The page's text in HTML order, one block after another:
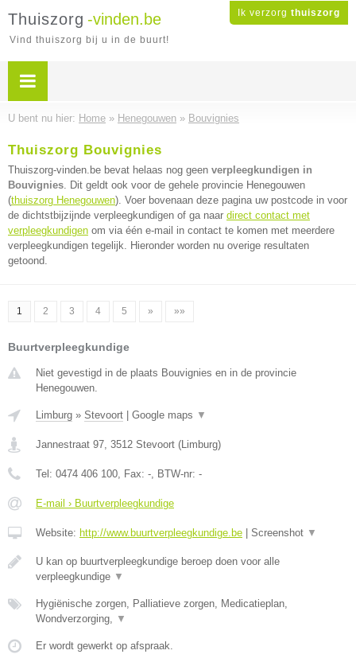
Ik verzorg thuiszorg
Thuiszorg -vinden.be
Vind thuiszorg bij u in de buurt!
U bent nu hier: Home » Henegouwen » Bouvignies
Thuiszorg Bouvignies
Thuiszorg-vinden.be bevat helaas nog geen verpleegkundigen in
Bouvignies. Dit geldt ook voor de gehele provincie Henegouwen
(thuiszorg Henegouwen). Voer bovenaan deze pagina uw postcode in voor
de dichtstbijzijnde verpleegkundigen of ga naar direct contact met
verpleegkundigen om via één e-mail in contact te komen met meerdere
verpleegkundigen tegelijk. Hieronder worden nu overige resultaten
getoond.
1 2 3 4 5 » »»
Buurtverpleegkundige
Niet gevestigd in de plaats Bouvignies en in de provincie
Henegouwen.
Limburg » Stevoort Google maps ▼
Jannestraat 97, 3512 Stevoort (Limburg)
Tel: 0474 406 100, Fax: -, BTW-nr: -
E-mail › Buurtverpleegkundige
Website: http://www.buurtverpleegkundige.be Screenshot ▼
U kan op buurtverpleegkundige beroep doen voor alle
verpleegkundige ▼
Hygiënische zorgen, Palliatieve zorgen, Medicatieplan,
Wondverzorging, ▼
Er wordt gewerkt op afspraak.